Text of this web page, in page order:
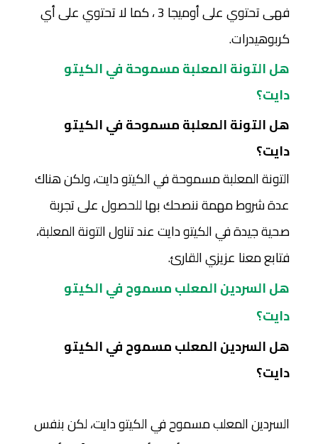
فهى تحتوي على أوميجا 3 ، كما لا تحتوي على أي
كربوهيدرات.
هل التونة المعلبة مسموحة في الكيتو
دايت؟
هل التونة المعلبة مسموحة في الكيتو
دايت؟
التونة المعلبة مسموحة في الكيتو دايت، ولكن هناك
عدة شروط مهمة ننصحك بها للحصول على تجربة
صحية جيدة في الكيتو دايت عند تناول التونة المعلبة،
فتابع معنا عزيزي القارئ.
هل السردين المعلب مسموح في الكيتو
دايت؟
هل السردين المعلب مسموح في الكيتو
دايت؟
السردين المعلب مسموح في الكيتو دايت، لكن بنفس